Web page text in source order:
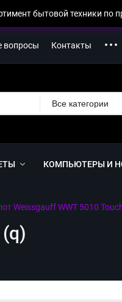
бытовой техники по
вопросы Контакты
Все категории
КОМПЬЮТЕРЫ И
Weissgauff WWT 5010